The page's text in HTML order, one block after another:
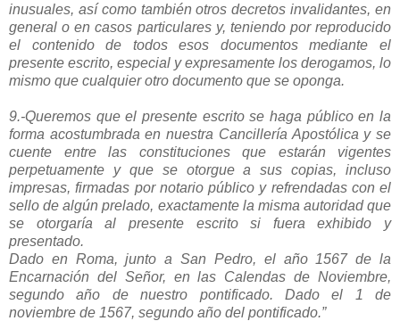
inusuales, así como también otros decretos invalidantes, en
general o en casos particulares y, teniendo por reproducido
el contenido de todos esos documentos mediante el
presente escrito, especial y expresamente los derogamos, lo
mismo que cualquier otro documento que se oponga.
9.-Queremos que el presente escrito se haga público en la
forma acostumbrada en nuestra Cancillería Apostólica y se
cuente entre las constituciones que estarán vigentes
perpetuamente y que se otorgue a sus copias, incluso
impresas, firmadas por notario público y refrendadas con el
sello de algún prelado, exactamente la misma autoridad que
se otorgaría al presente escrito si fuera exhibido y
presentado.
Dado en Roma, junto a San Pedro, el año 1567 de la
Encarnación del Señor, en las Calendas de Noviembre,
segundo año de nuestro pontificado. Dado el 1 de
noviembre de 1567, segundo año del pontificado.”